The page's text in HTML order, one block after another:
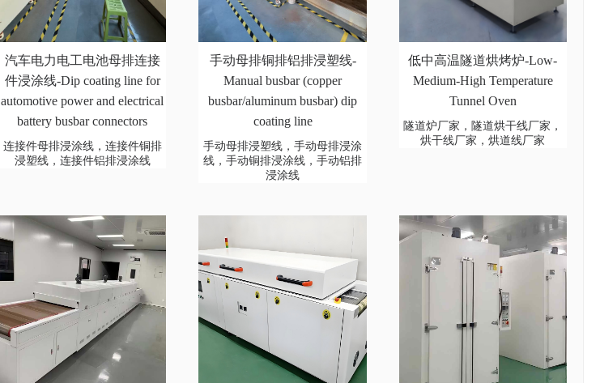
汽车电力电工电池母排连接
件浸涂线-Dip coating line for
automotive power and electrical
battery busbar connectors
连接件母排浸涂线，连接件铜排
浸塑线，连接件铝排浸涂线
手动母排铜排铝排浸塑线-
Manual busbar (copper
busbar/aluminum busbar) dip
coating line
手动母排浸塑线，手动母排浸涂
线，手动铜排浸涂线，手动铝排
浸涂线
低中高温隧道烘烤炉-Low-
Medium-High Temperature
Tunnel Oven
隧道炉厂家，隧道烘干线厂家，
烘干线厂家，烘道线厂家